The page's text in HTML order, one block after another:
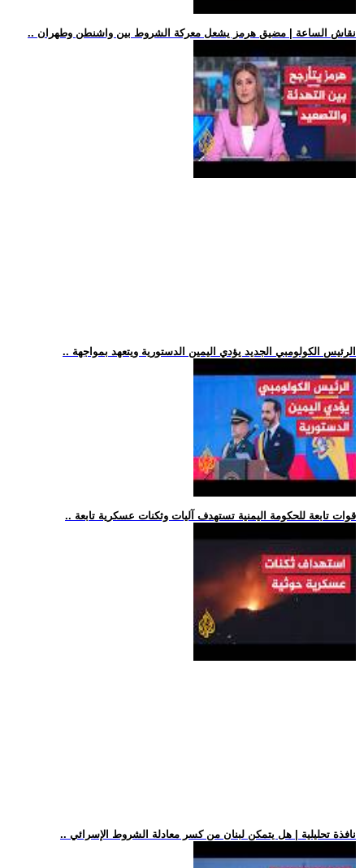
.. نقاش الساعة | مضيق هرمز يشعل معركة الشروط بين واشنطن وطهران
.. الرئيس الكولومبي الجديد يؤدي اليمين الدستورية ويتعهد بمواجهة
.. قوات تابعة للحكومة اليمنية تستهدف آليات وثكنات عسكرية تابعة
.. نافذة تحليلية | هل يتمكن لبنان من كسر معادلة الشروط الإسرائي